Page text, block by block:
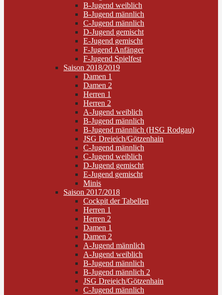
B-Jugend weiblich
B-Jugend männlich
C-Jugend männlich
D-Jugend gemischt
E-Jugend gemischt
F-Jugend Anfänger
F-Jugend Spielfest
Saison 2018/2019
Damen 1
Damen 2
Herren 1
Herren 2
A-Jugend weiblich
B-Jugend männlich
B-Jugend männlich (HSG Rodgau)
JSG Dreieich/Götzenhain
C-Jugend männlich
C-Jugend weiblich
D-Jugend gemischt
E-Jugend gemischt
Minis
Saison 2017/2018
Cockpit der Tabellen
Herren 1
Herren 2
Damen 1
Damen 2
A-Jugend männlich
A-Jugend weiblich
B-Jugend männlich
B-Jugend männlich 2
JSG Dreieich/Götzenhain
C-Jugend männlich